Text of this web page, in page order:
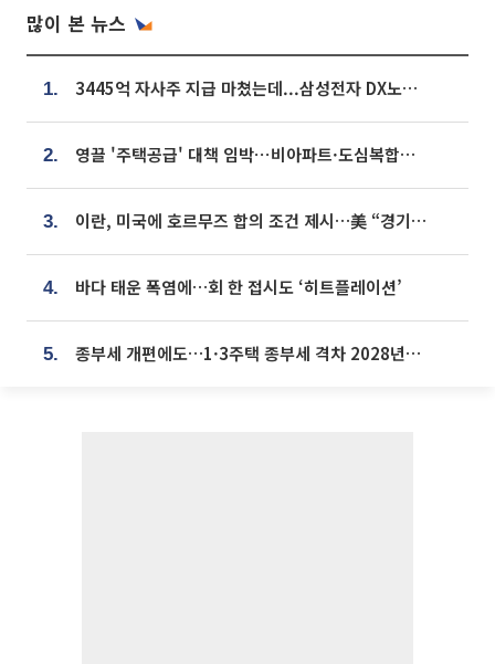
많이 본 뉴스
1. 3445억 자사주 지급 마쳤는데...삼성전자 DX노조, 뒤늦은 '떼쓰기 집회'
2. 영끌 '주택공급' 대책 임박⋯비아파트·도심복합까지 총동원
3. 이란, 미국에 호르무즈 합의 조건 제시…美 “경기 아직 안 끝나” [종합]
4. 바다 태운 폭염에…회 한 접시도 ‘히트플레이션’
5. 종부세 개편에도…1·3주택 종부세 격차 2028년부터 확대